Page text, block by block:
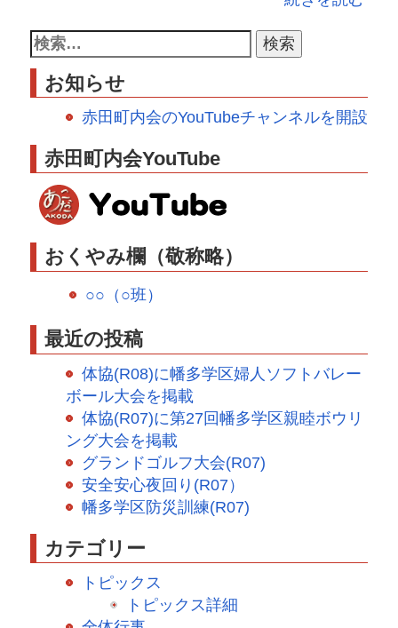
お知らせ
赤田町内会のYouTubeチャンネルを開設
赤田町内会YouTube
おくやみ欄（敬称略）
○○（○班）
最近の投稿
体協(R08)に幡多学区婦人ソフトバレー
ボール大会を掲載
体協(R07)に第27回幡多学区親睦ボウリ
ング大会を掲載
グランドゴルフ大会(R07)
安全安心夜回り(R07）
幡多学区防災訓練(R07)
カテゴリー
トピックス
トピックス詳細